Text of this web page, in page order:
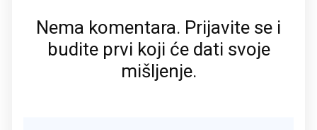
Nema komentara. Prijavite se i
budite prvi koji će dati svoje
mišljenje.